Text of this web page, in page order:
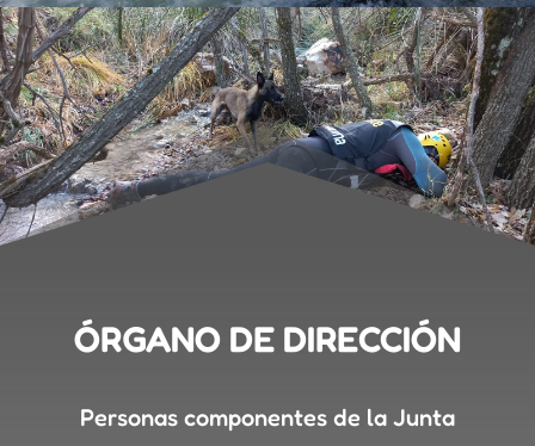
ÓRGANO DE DIRECCIÓN
Personas componentes de la Junta